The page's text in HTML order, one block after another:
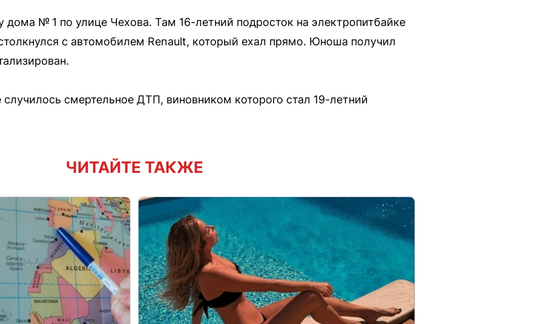
№ 1 по улице Чехова. Там 16-летний подросток на электропитбайке
с автомобилем Renault, который ехал прямо. Юноша получил
смертельное ДТП, виновником которого стал 19-летний
ЧИТАЙТЕ ТАКЖЕ